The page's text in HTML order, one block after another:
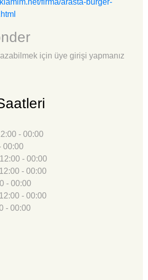
firma/arasta-burger-
için üye girişi yapmanız
- 00:00
00:00
12:00 - 00:00
12:00 - 00:00
- 00:00
12:00 - 00:00
- 00:00